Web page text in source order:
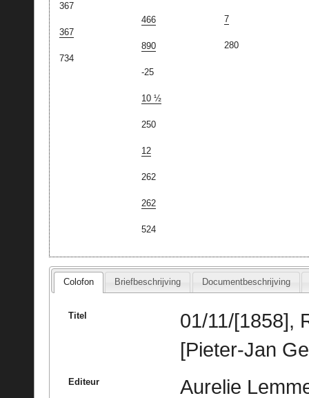
367
367
734
466
890
-25
10 ½
250
12
262
262
524
7
280
Colofon Briefbeschrijving Documentbeschrijving
Titel
01/11/[1858],
[Pieter-Jan
Editeur Aurelie